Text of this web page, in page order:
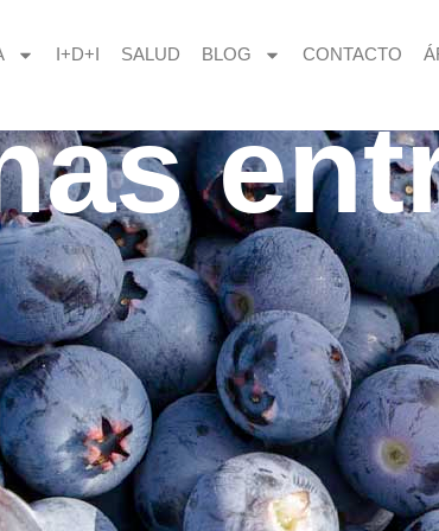
I+D+I SALUD BLOG CONTACTO